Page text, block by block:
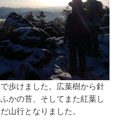
歩けました。広葉樹から針
かの苔、そしてまた紅葉し
山行となりました。